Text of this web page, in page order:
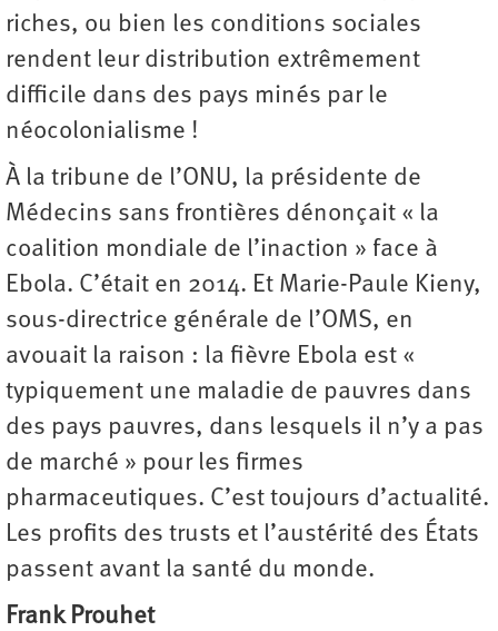
riches, ou bien les conditions sociales
rendent leur distribution extrêmement
difficile dans des pays minés par le
néocolonialisme !
À la tribune de l’ONU, la présidente de
Médecins sans frontières dénonçait « la
coalition mondiale de l’inaction » face à
Ebola. C’était en 2014. Et Marie-Paule Kieny,
sous-directrice générale de l’OMS, en
avouait la raison : la fièvre Ebola est «
typiquement une maladie de pauvres dans
des pays pauvres, dans lesquels il n’y a pas
de marché » pour les firmes
pharmaceutiques. C’est toujours d’actualité.
Les profits des trusts et l’austérité des États
passent avant la santé du monde.
Frank Prouhet